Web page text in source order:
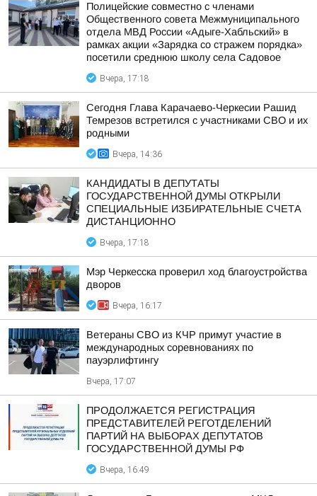
Полицейские совместно с членами
Общественного совета Межмуниципального
отдела МВД России «Адыге-Хабльский» в
рамках акции «Зарядка со стражем порядка»
посетили среднюю школу села Садовое
Вчера, 17:18
Сегодня Глава Карачаево-Черкесии Рашид
Темрезов встретился с участниками СВО и их
родными
Вчера, 14:36
КАНДИДАТЫ В ДЕПУТАТЫ
ГОСУДАРСТВЕННОЙ ДУМЫ ОТКРЫЛИ
СПЕЦИАЛЬНЫЕ ИЗБИРАТЕЛЬНЫЕ СЧЕТА
ДИСТАНЦИОННО
Вчера, 17:18
Мэр Черкесска проверил ход благоустройства
дворов
Вчера, 16:17
Ветераны СВО из КЧР примут участие в
международных соревнованиях по
пауэрлифтингу
Вчера, 17:07
ПРОДОЛЖАЕТСЯ РЕГИСТРАЦИЯ
ПРЕДСТАВИТЕЛЕЙ РЕГОТДЕЛЕНИЙ
ПАРТИЙ НА ВЫБОРАХ ДЕПУТАТОВ
ГОСУДАРСТВЕННОЙ ДУМЫ РФ
Вчера, 16:49